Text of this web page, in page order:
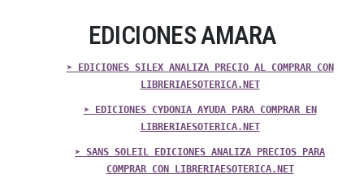
EDICIONES AMARA
➤ EDICIONES SILEX ANALIZA PRECIO AL COMPRAR CON
LIBRERIAESOTERICA.NET
➤ EDICIONES CYDONIA AYUDA PARA COMPRAR EN
LIBRERIAESOTERICA.NET
➤ SANS SOLEIL EDICIONES ANALIZA PRECIOS PARA
COMPRAR CON LIBRERIAESOTERICA.NET